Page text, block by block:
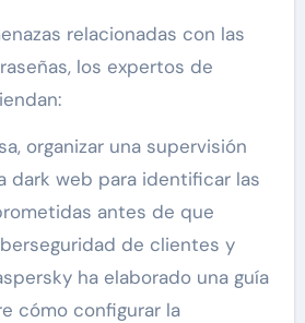
relacionadas con las
los expertos de
organizar una supervisión
dark web para identificar las
antes de que
de clientes y
ha elaborado una guía
cómo configurar la